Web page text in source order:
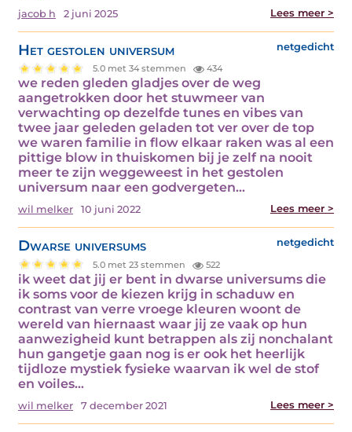
jacob h 2 juni 2025 Lees meer >
Het gestolen universum netgedicht
5.0 met 34 stemmen 434
we reden gleden gladjes over de weg
aangetrokken door het stuwmeer van
verwachting op dezelfde tunes en vibes van
twee jaar geleden geladen tot ver over de top
we waren familie in flow elkaar raken was al een
pittige blow in thuiskomen bij je zelf na nooit
meer te zijn weggeweest in het gestolen
universum naar een godvergeten…
wil melker 10 juni 2022 Lees meer >
Dwarse universums netgedicht
5.0 met 23 stemmen 522
ik weet dat jij er bent in dwarse universums die
ik soms voor de kiezen krijg in schaduw en
contrast van verre vroege kleuren woont de
wereld van hiernaast waar jij ze vaak op hun
aanwezigheid kunt betrappen als zij nonchalant
hun gangetje gaan nog is er ook het heerlijk
tijdloze mystiek fysieke waarvan ik wel de stof
en voiles…
wil melker 7 december 2021 Lees meer >